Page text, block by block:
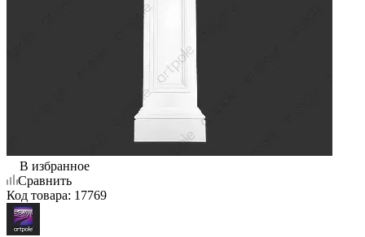
В избранное
Сравнить
Код товара: 17769